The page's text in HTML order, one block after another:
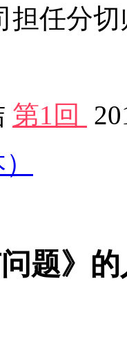
担任分切
第1回
题》